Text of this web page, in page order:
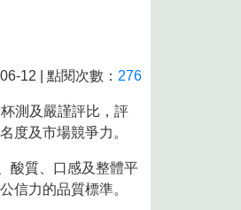
依國定假日定點方式收運。
依國定假日定點方式收運。
回收更佳好。
12 | 點閱次數： 276
測及嚴謹評比，評
度及市場競爭力。
酸質、口感及整體平
信力的品質標準。